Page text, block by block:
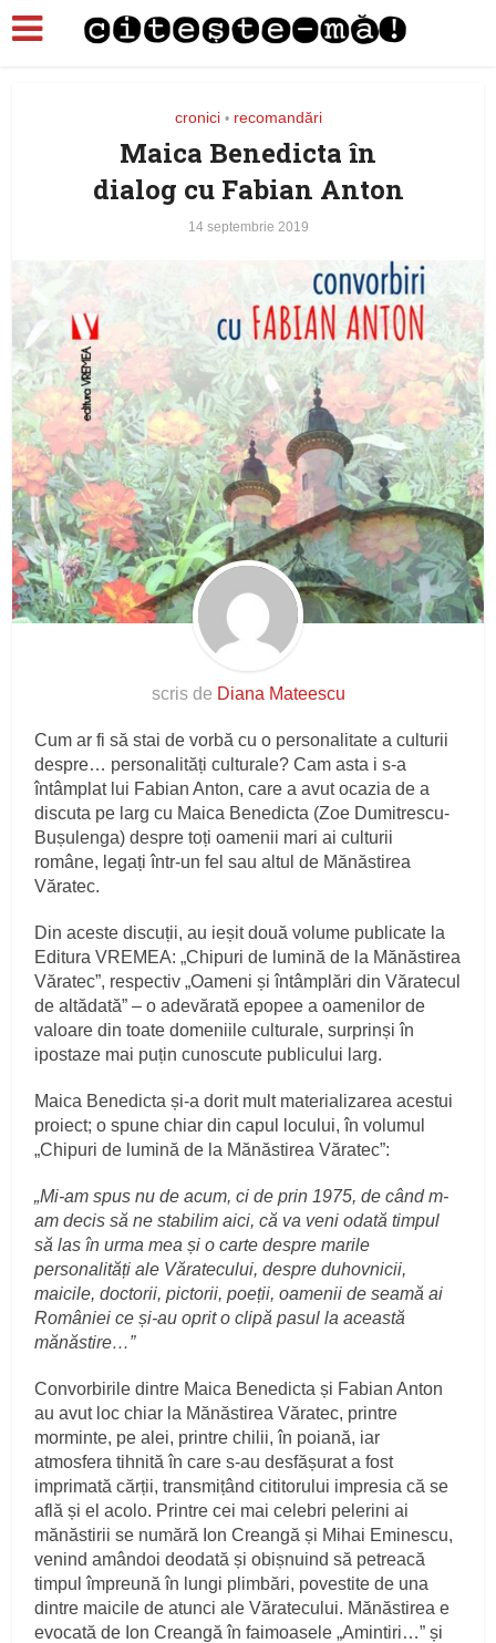
cronici • recomandări
Maica Benedicta în
dialog cu Fabian Anton
14 septembrie 2019
scris de Diana Mateescu
Cum ar fi să stai de vorbă cu o personalitate a culturii
despre… personalități culturale? Cam asta i s-a
întâmplat lui Fabian Anton, care a avut ocazia de a
discuta pe larg cu Maica Benedicta (Zoe Dumitrescu-
Bușulenga) despre toți oamenii mari ai culturii
române, legați într-un fel sau altul de Mănăstirea
Văratec.
Din aceste discuții, au ieșit două volume publicate la
Editura VREMEA: „Chipuri de lumină de la Mănăstirea
Văratec”, respectiv „Oameni și întâmplări din Văratecul
de altădată” – o adevărată epopee a oamenilor de
valoare din toate domeniile culturale, surprinși în
ipostaze mai puțin cunoscute publicului larg.
Maica Benedicta și-a dorit mult materializarea acestui
proiect; o spune chiar din capul locului, în volumul
„Chipuri de lumină de la Mănăstirea Văratec”:
„Mi-am spus nu de acum, ci de prin 1975, de când m-
am decis să ne stabilim aici, că va veni odată timpul
să las în urma mea și o carte despre marile
personalități ale Văratecului, despre duhovnicii,
maicile, doctorii, pictorii, poeții, oamenii de seamă ai
României ce și-au oprit o clipă pasul la această
mănăstire…”
Convorbirile dintre Maica Benedicta și Fabian Anton
au avut loc chiar la Mănăstirea Văratec, printre
morminte, pe alei, printre chilii, în poiană, iar
atmosfera tihnită în care s-au desfășurat a fost
imprimată cărții, transmițând cititorului impresia că se
află și el acolo. Printre cei mai celebri pelerini ai
mănăstirii se numără Ion Creangă și Mihai Eminescu,
venind amândoi deodată și obișnuind să petreacă
timpul împreună în lungi plimbări, povestite de una
dintre maicile de atunci ale Văratecului. Mănăstirea e
evocată de Ion Creangă în faimoasele „Amintiri…” și